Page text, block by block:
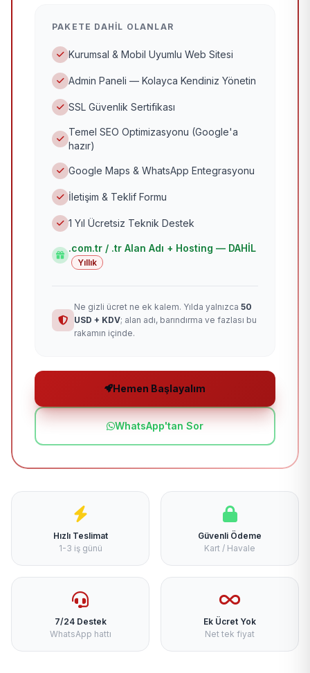
PAKETE DAHIL OLANLAR
Kurumsal & Mobil Uyumlu Web Sitesi
Admin Paneli — Kolayca Kendiniz Yönetin
SSL Güvenlik Sertifikası
Temel SEO Optimizasyonu (Google'a
hazır)
Google Maps & WhatsApp Entegrasyonu
İletişim & Teklif Formu
1 Yıl Ücretsiz Teknik Destek
.com.tr / .tr Alan Adı + Hosting — DAHİL
Yıllık
Ne gizli ücret ne ek kalem. Yılda yalnızca 50
USD + KDV; alan adı, barındırma ve fazlası bu
rakamın içinde.
Hemen Başlayalım
WhatsApp'tan Sor
Hızlı Teslimat
1-3 iş günü
Güvenli Ödeme
Kart / Havale
7/24 Destek
WhatsApp hattı
Ek Ücret Yok
Net tek fiyat